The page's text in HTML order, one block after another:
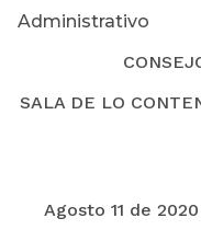
Administrativo
SALA DE LO
Agosto 11 de 2020